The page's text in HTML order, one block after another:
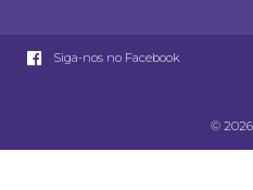
Siga-nos no Facebook
©